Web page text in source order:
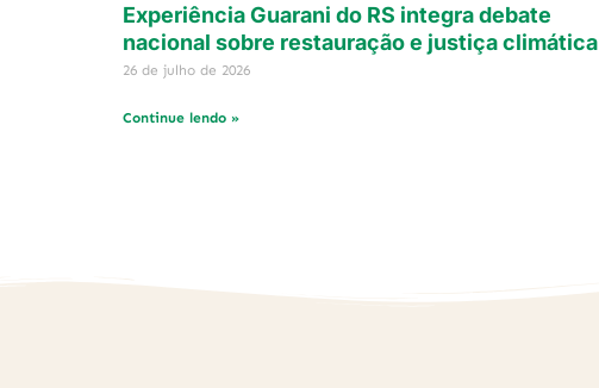
Experiência Guarani do RS integra debate
nacional sobre restauração e justiça climática
26 de julho de 2026
Continue lendo »